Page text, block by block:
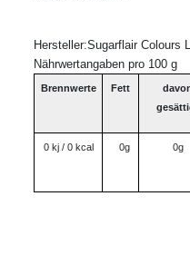
Hersteller:Sugarflair
Nährwertangaben pro 100 g
Brennwerte Fett
0 kj / 0 kcal 0g 0g